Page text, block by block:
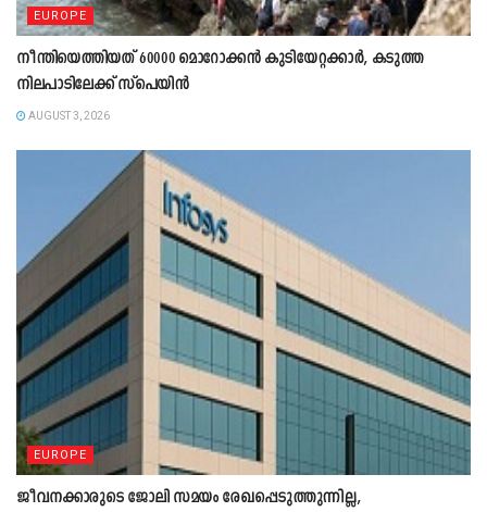
EUROPE
നീന്തിയെത്തിയത് 60000 മൊറോക്കൻ കുടിയേറ്റക്കാർ, കടുത്ത
നിലപാടിലേക്ക് സ്പെയിൻ
AUGUST 3, 2026
EUROPE
ജീവനക്കാരുടെ ജോലി സമയം രേഖപ്പെടുത്തുന്നില്ല,